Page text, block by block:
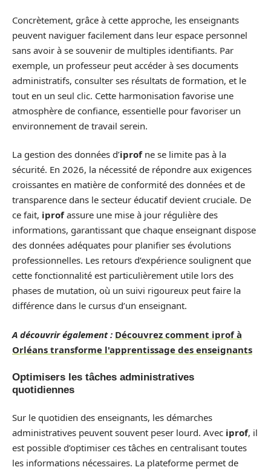
Concrètement, grâce à cette approche, les enseignants
peuvent naviguer facilement dans leur espace personnel
sans avoir à se souvenir de multiples identifiants. Par
exemple, un professeur peut accéder à ses documents
administratifs, consulter ses résultats de formation, et le
tout en un seul clic. Cette harmonisation favorise une
atmosphère de confiance, essentielle pour favoriser un
environnement de travail serein.
La gestion des données d’iprofne se limite pas à la
sécurité. En 2026, la nécessité de répondre aux exigences
croissantes en matière de conformité des données et de
transparence dans le secteur éducatif devient cruciale. De
ce fait, iprofassure une mise à jour régulière des
informations, garantissant que chaque enseignant dispose
des données adéquates pour planifier ses évolutions
professionnelles. Les retours d’expérience soulignent que
cette fonctionnalité est particulièrement utile lors des
phases de mutation, où un suivi rigoureux peut faire la
différence dans le cursus d’un enseignant.
A découvrir également : Découvrez comment iprof à
Orléans transforme l'apprentissage des enseignants
Optimisers les tâches administratives
quotidiennes
Sur le quotidien des enseignants, les démarches
administratives peuvent souvent peser lourd. Avec iprof, il
est possible d’optimiser ces tâches en centralisant toutes
les informations nécessaires. La plateforme permet de